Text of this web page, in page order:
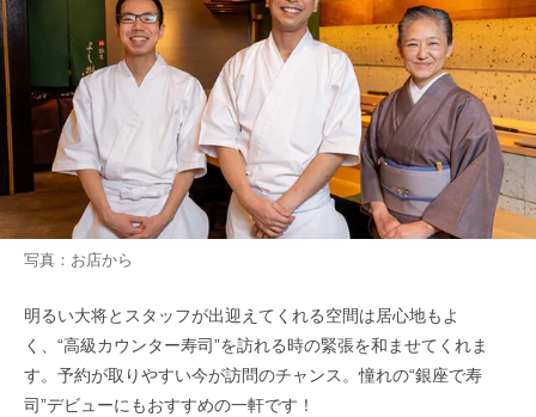
写真：お店から
明るい大将とスタッフが出迎えてくれる空間は居心地もよ
く、“高級カウンター寿司”を訪れる時の緊張を和ませてくれま
す。予約が取りやすい今が訪問のチャンス。憧れの“銀座で寿
司”デビューにもおすすめの一軒です！